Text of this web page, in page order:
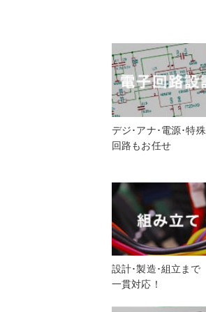
デジ･アナ･電源･特殊
回路もお任せ
設計･製造･組立まで
一貫対応！